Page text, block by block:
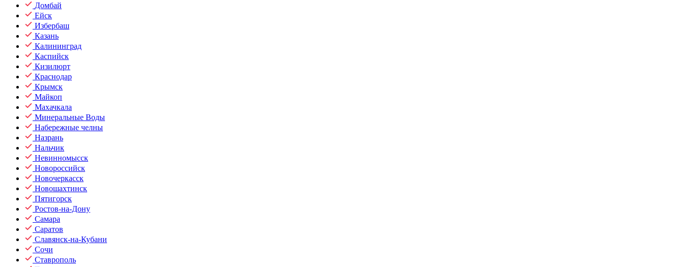
Домбай
Ейск
Избербаш
Казань
Калининград
Каспийск
Кизилюрт
Краснодар
Крымск
Майкоп
Махачкала
Минеральные Воды
Набережные челны
Назрань
Нальчик
Невинномысск
Новороссийск
Новочеркасск
Новошахтинск
Пятигорск
Ростов-на-Дону
Самара
Саратов
Славянск-на-Кубани
Сочи
Ставрополь